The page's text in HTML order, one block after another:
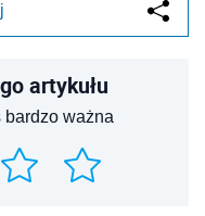
artykułu
ważna